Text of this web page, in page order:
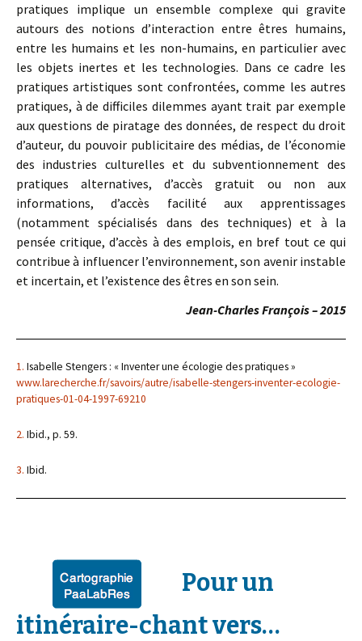
pratiques implique un ensemble complexe qui gravite
autours des notions d’interaction entre êtres humains,
entre les humains et les non-humains, en particulier avec
les objets inertes et les technologies. Dans ce cadre les
pratiques artistiques sont confrontées, comme les autres
pratiques, à de difficiles dilemmes ayant trait par exemple
aux questions de piratage des données, de respect du droit
d’auteur, du pouvoir publicitaire des médias, de l’économie
des industries culturelles et du subventionnement des
pratiques alternatives, d’accès gratuit ou non aux
informations, d’accès facilité aux apprentissages
(notamment spécialisés dans des techniques) et à la
pensée critique, d’accès à des emplois, en bref tout ce qui
contribue à influencer l’environnement, son avenir instable
et incertain, et l’existence des êtres en son sein.
Jean-Charles François – 2015
1. Isabelle Stengers : « Inventer une écologie des pratiques »
www.larecherche.fr/savoirs/autre/isabelle-stengers-inventer-ecologie-
pratiques-01-04-1997-69210
2. Ibid., p. 59.
3. Ibid.
Pour un
itinéraire-chant vers…